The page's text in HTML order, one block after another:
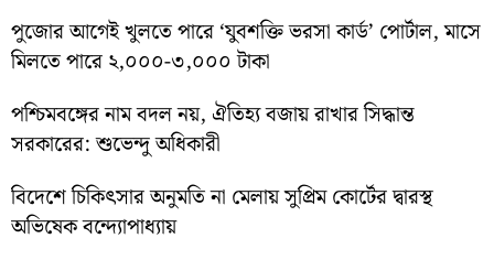
পুজোর আগেই খুলতে পারে ‘যুবশক্তি ভরসা কার্ড’ পোর্টাল, মাসে
মিলতে পারে ২,০০০-৩,০০০ টাকা
পশ্চিমবঙ্গের নাম বদল নয়, ঐতিহ্য বজায় রাখার সিদ্ধান্ত
সরকারের: শুভেন্দু অধিকারী
বিদেশে চিকিৎসার অনুমতি না মেলায় সুপ্রিম কোর্টের দ্বারস্থ
অভিষেক বন্দ্যোপাধ্যায়